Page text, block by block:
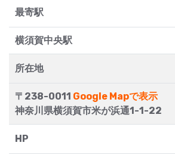
最寄駅
横須賀中央駅
所在地
〒238-0011 Google Mapで表示
神奈川県横須賀市米が浜通1-1-22
HP